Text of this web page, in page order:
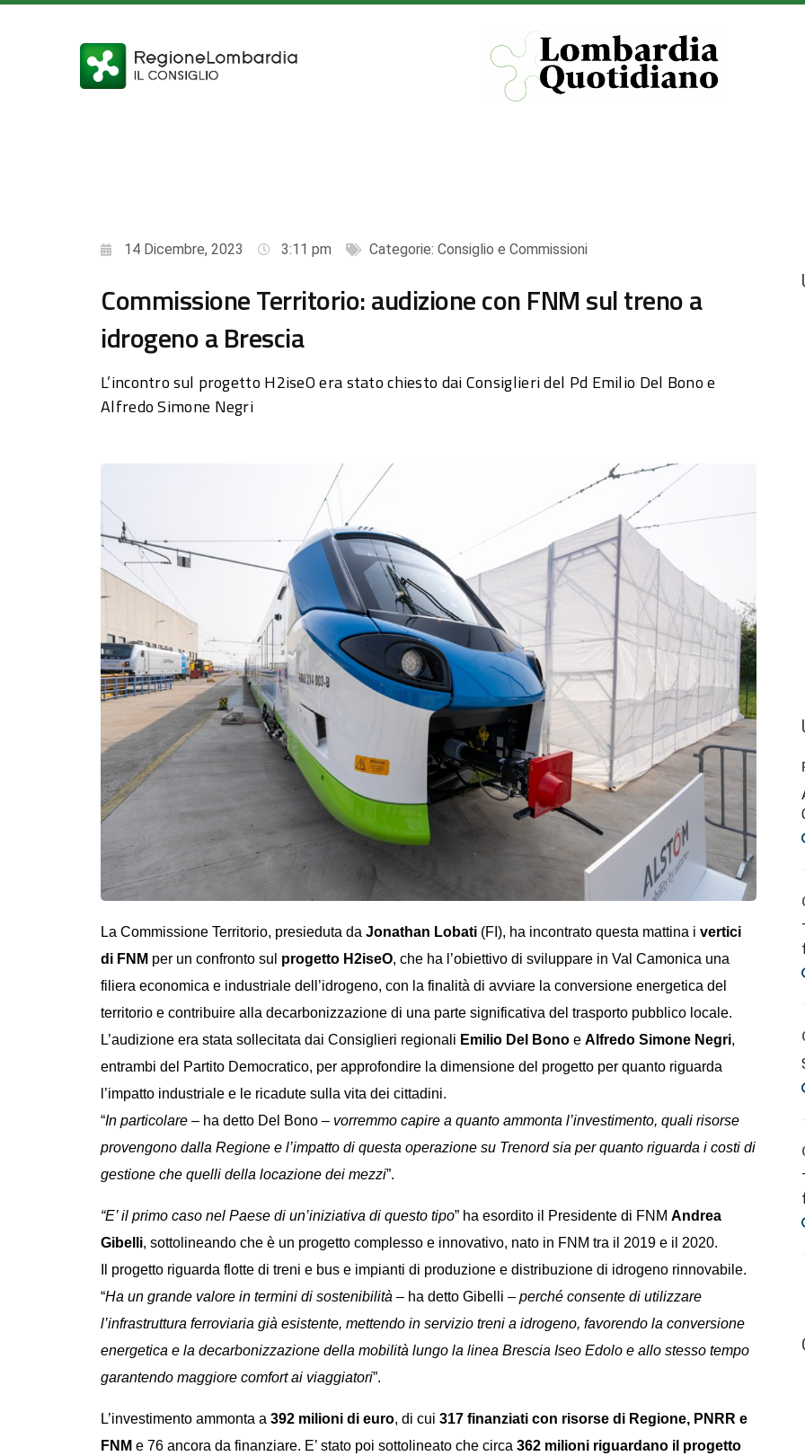
14 Dicembre, 2023 3:11 pm Categorie: Consiglio e Commissioni
Commissione Territorio: audizione con FNM sul treno a
idrogeno a Brescia
L’incontro sul progetto H2iseO era stato chiesto dai Consiglieri del Pd Emilio Del Bono e
Alfredo Simone Negri
La Commissione Territorio, presieduta da Jonathan Lobati (FI), ha incontrato questa mattina i vertici
di FNM per un confronto sul progetto H2iseO, che ha l’obiettivo di sviluppare in Val Camonica una
filiera economica e industriale dell’idrogeno, con la finalità di avviare la conversione energetica del
territorio e contribuire alla decarbonizzazione di una parte significativa del trasporto pubblico locale.
L’audizione era stata sollecitata dai Consiglieri regionali Emilio Del Bono e Alfredo Simone Negri,
entrambi del Partito Democratico, per approfondire la dimensione del progetto per quanto riguarda
l’impatto industriale e le ricadute sulla vita dei cittadini.
“In particolare – ha detto Del Bono – vorremmo capire a quanto ammonta l’investimento, quali risorse
provengono dalla Regione e l’impatto di questa operazione su Trenord sia per quanto riguarda i costi di
gestione che quelli della locazione dei mezzi”.
“E’ il primo caso nel Paese di un’iniziativa di questo tipo” ha esordito il Presidente di FNM Andrea
Gibelli, sottolineando che è un progetto complesso e innovativo, nato in FNM tra il 2019 e il 2020.
Il progetto riguarda flotte di treni e bus e impianti di produzione e distribuzione di idrogeno rinnovabile.
“Ha un grande valore in termini di sostenibilità – ha detto Gibelli – perché consente di utilizzare
l’infrastruttura ferroviaria già esistente, mettendo in servizio treni a idrogeno, favorendo la conversione
energetica e la decarbonizzazione della mobilità lungo la linea Brescia Iseo Edolo e allo stesso tempo
garantendo maggiore comfort ai viaggiatori”.
L’investimento ammonta a 392 milioni di euro, di cui 317 finanziati con risorse di Regione, PNRR e
FNM e 76 ancora da finanziare. E’ stato poi sottolineato che circa 362 milioni riguardano il progetto